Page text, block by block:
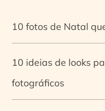
10 fotos de Natal
10 ideias de looks
fotográficos